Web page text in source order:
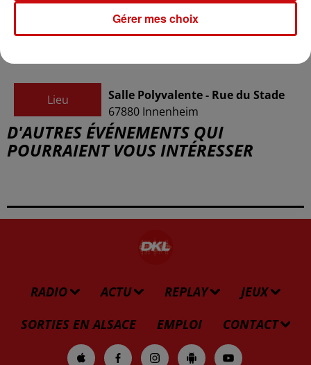
L'Us Innenheim
apfaadt@yahoo.fr
Lieu
Salle Polyvalente - Rue du Stade
67880 Innenheim
D'AUTRES ÉVÉNEMENTS QUI
POURRAIENT VOUS INTÉRESSER
RADIO ACTU REPLAY
JEUX
SORTIES EN ALSACE
EMPLOI CONTACT
Gérer mes choix